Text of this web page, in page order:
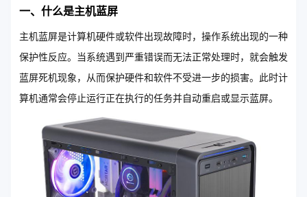
一、什么是主机蓝屏
主机蓝屏是计算机硬件或软件出现故障时，操作系统出现的一种
保护性反应。当系统遇到严重错误而无法正常处理时，就会触发
蓝屏死机现象，从而保护硬件和软件不受进一步的损害。此时计
算机通常会停止运行正在执行的任务并自动重启或显示蓝屏。